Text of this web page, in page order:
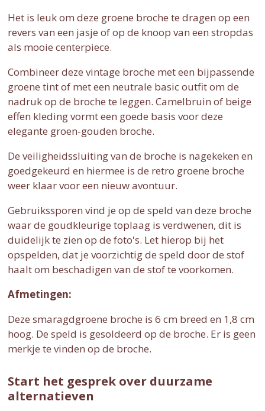
Het is leuk om deze groene broche te dragen op een
revers van een jasje of op de knoop van een stropdas
als mooie centerpiece.
Combineer deze vintage broche met een bijpassende
groene tint of met een neutrale basic outfit om de
nadruk op de broche te leggen. Camelbruin of beige
effen kleding vormt een goede basis voor deze
elegante groen-gouden broche.
De veiligheidssluiting van de broche is nagekeken en
goedgekeurd en hiermee is de retro groene broche
weer klaar voor een nieuw avontuur.
Gebruikssporen vind je op de speld van deze broche
waar de goudkleurige toplaag is verdwenen, dit is
duidelijk te zien op de foto's. Let hierop bij het
opspelden, dat je voorzichtig de speld door de stof
haalt om beschadigen van de stof te voorkomen.
Afmetingen:
Deze smaragdgroene broche is 6 cm breed en 1,8 cm
hoog. De speld is gesoldeerd op de broche. Er is geen
merkje te vinden op de broche.
Start het gesprek over duurzame
alternatieven